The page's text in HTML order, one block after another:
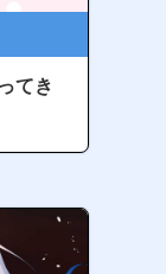
てき